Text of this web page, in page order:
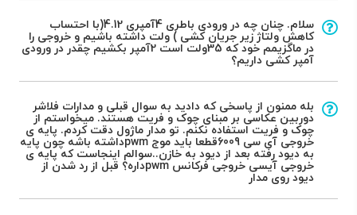
سلام. چنان چه در ورودی باطری 4آمپری 4.12(با احتساب
کاهش ولتاژ زیر جریان کشی ) ولت داشته باشیم و خروجی را
در ماگزیمم خود که 35ولت است 2آمپر بکشیم چقدر در ورودی
آمپر کشی داریم؟
بله ممنون از پاسخی که دادید به سوال قبلی و مدارات فلاشر
دوربین عکاسی بر مبنای چوک و فریت هستند. میخواستم از
چوک و فریت استفاده نکنم. تو مدار ماژول دقت کردم. پایه ی
خروجی آی سی 6009قطعا باید موج pwmداشته باشه چون پایه
به دیود رفته بعد از دیود به خازن..سوالم اینجاست که پایه ی
خروجی آیسی خروجی فرکانس pwmداره؟ قبل از رد شدن از
دیود روی مدار